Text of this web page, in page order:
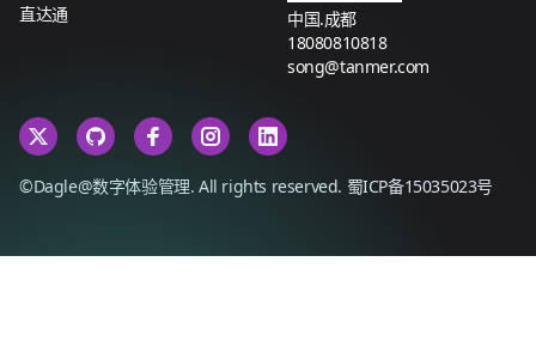
直达通
中国.成都
18080810818
song@tanmer.com
©Dagle@数字体验管理. All rights reserved. 蜀ICP备15035023号